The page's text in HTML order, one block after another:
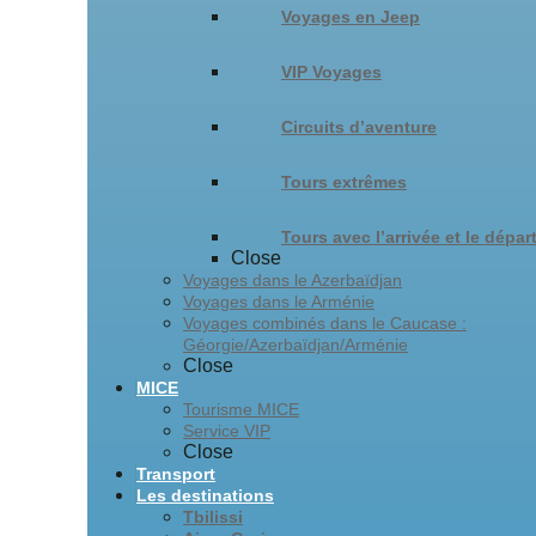
Voyages en Jeep
VIP Voyages
Circuits d’aventure
Tours extrêmes
Tours avec l’arrivée et le
Close
Voyages dans le Azerbaïdjan
Voyages dans le Arménie
Voyages combinés dans le Caucase :
Géorgie/Azerbaïdjan/Arménie
Close
MICE
Tourisme MICE
Service VIP
Close
Transport
Les destinations
Tbilissi